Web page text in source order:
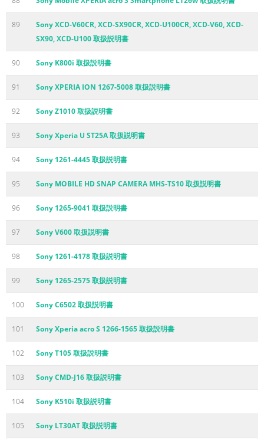
89
Sony XCD-V60CR, XCD-SX90CR, XCD-U100CR, XCD-V60, XCD-
SX90, XCD-U100 取扱説明書
90 Sony K800i 取扱説明書
91 Sony XPERIA ION 1267-5008 取扱説明書
92 Sony Z1010 取扱説明書
93 Sony Xperia U ST25A 取扱説明書
94 Sony 1261-4445 取扱説明書
95 Sony MOBILE HD SNAP CAMERA MHS-TS10 取扱説明書
96 Sony 1265-9041 取扱説明書
97 Sony V600 取扱説明書
98 Sony 1261-4178 取扱説明書
99 Sony 1265-2575 取扱説明書
100 Sony C6502 取扱説明書
101 Sony Xperia acro S 1266-1565 取扱説明書
102 Sony T105 取扱説明書
103 Sony CMD-J16 取扱説明書
104 Sony K510i 取扱説明書
105 Sony LT30AT 取扱説明書